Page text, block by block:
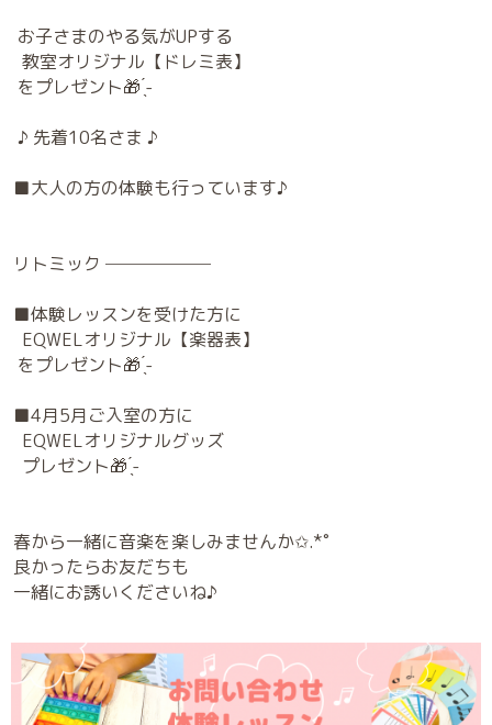
お子さまのやる気がUPする
教室オリジナル【ドレミ表】
をプレゼント🎁 ̖́-
♪ 先着10名さま ♪
■大人の方の体験も行っています♪
リトミック ──────
■体験レッスンを受けた方に
EQWELオリジナル【楽器表】
をプレゼント🎁 ̖́-
■4月5月ご入室の方に
EQWELオリジナルグッズ
プレゼント🎁 ̖́-
春から一緒に音楽を楽しみませんか✩.*˚
良かったらお友だちも
一緒にお誘いくださいね♪